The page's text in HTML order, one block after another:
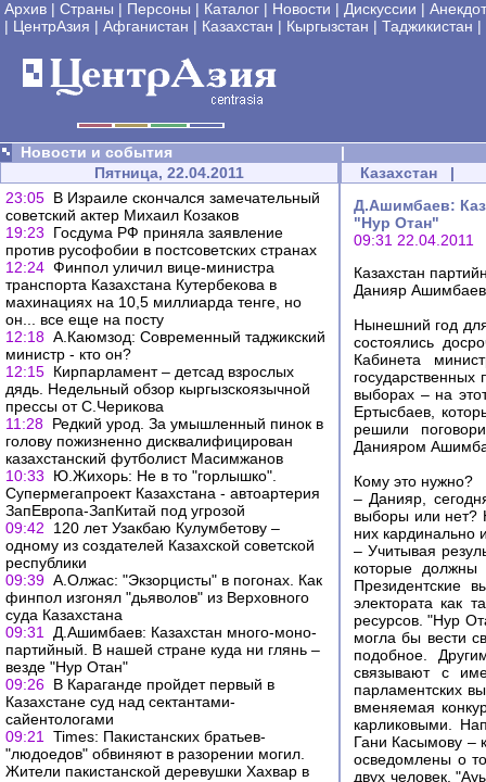
Архив | Страны | Персоны | Каталог | Новости | Дискуссии |
| ЦентрАзия | Афганистан | Казахстан | Кыргызстан | Таджикистан |
Новости и события
|
Пятница, 22.04.2011
23:05 В Израиле скончался замечательный
советский актер Михаил Козаков
19:23
Госдума РФ приняла заявление
против русофобии в постсоветских странах
12:24 Финпол уличил вице-министра
транспорта Казахстана Кутербекова в
махинациях на 10,5 миллиарда тенге, но
он... все еще на посту
12:18 А.Каюмзод: Современный таджикский
министр - кто он?
12:15 Кирпарламент – детсад взрослых
дядь. Недельный обзор кыргызскоязычной
прессы от С.Черикова
11:28 Редкий урод. За умышленный пинок в
голову пожизненно дисквалифицирован
казахстанский футболист Масимжанов
10:33
Ю.Жихорь: Не в то "горлышко".
Супермегапроект Казахстана - автоартерия
ЗапЕвропа-ЗапКитай под угрозой
09:42
120 лет Узакбаю Кулумбетову –
одному из создателей Казахской советской
республики
09:39 А.Олжас: "Экзорцисты" в погонах. Как
финпол изгонял "дьяволов" из Верховного
суда Казахстана
09:31
Д.Ашимбаев: Казахстан много-моно-
партийный. В нашей стране куда ни глянь –
везде "Нур Отан"
09:26 В Караганде пройдет первый в
Казахстане суд над сектантами-
сайентологами
09:21
Times: Пакистанских братьев-
"людоедов" обвиняют в разорении могил.
Жители пакистанской деревушки Хахвар в
Казахстан |
Д.Ашимбаев:
"Нур Отан"
09:31 22.04.2011
Казахстан
Данияр
Нынешний год
состоялись
Кабинета
государственных
выборах – на
Ертысбаев,
решили
Данияром
Кому это нужно?
– Данияр,
выборы или нет?
них кардинально
– Учитывая
которые должны
Президентские
электората как
ресурсов. "Нур
могла бы вести
подобное.
связывают с
парламентских
вменяемая
карликовыми.
Гани Касымову –
осведомлены о
двух человек.